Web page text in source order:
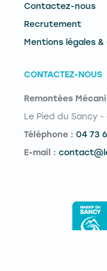
Contactez-nous
Recrutement
Mentions légales
CONTACTEZ-NOUS
Remontées
Le Pied du Sancy
Téléphone : 04 73
E-mail :